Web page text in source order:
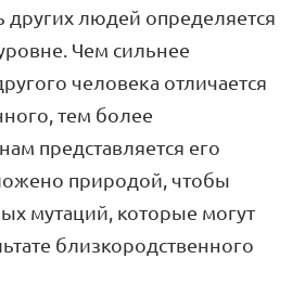
других людей определяется
Чем сильнее
человека отличается
тем более
представляется его
природой, чтобы
мутаций, которые могут
близкородственного